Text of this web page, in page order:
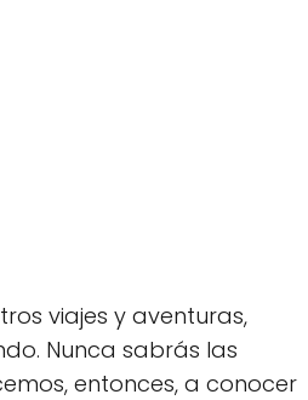
viajes y aventuras,
Nunca sabrás las
entonces, a conocer